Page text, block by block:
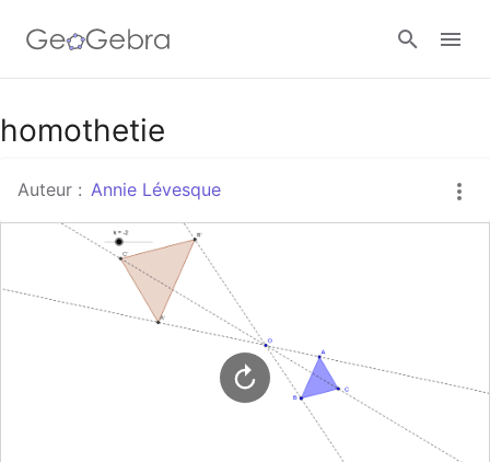
Google Classroom
Classe GeoGebra
Se connecter
homothetie
Auteur : Annie Lévesque